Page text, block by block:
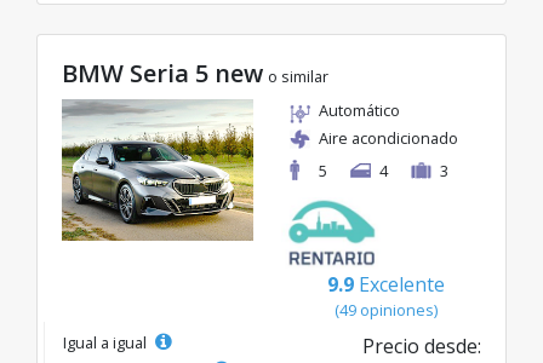
BMW Seria 5 new o similar
Automático
Aire acondicionado
5
4 3
9.9 Excelente
(49 opiniones)
Igual a igual
Precio desde: